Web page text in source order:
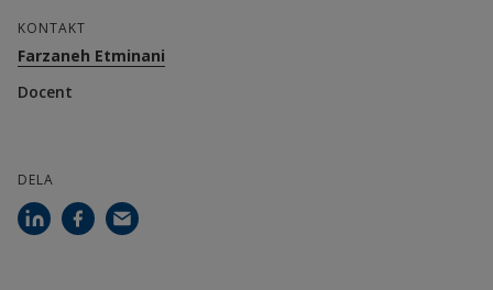
Högskolan i Halmstad samt Markus Lingman,
överläkare och strateg på Region Halland
KONTAKT
Farzaneh Etminani
Docent
DELA